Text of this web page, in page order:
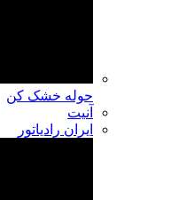
حوله خشک کن
آنیت
ایران رادیاتور